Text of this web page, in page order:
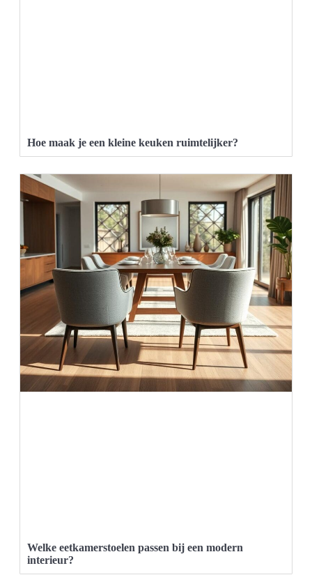
Hoe maak je een kleine keuken ruimtelijker?
Welke eetkamerstoelen passen bij een modern
interieur?